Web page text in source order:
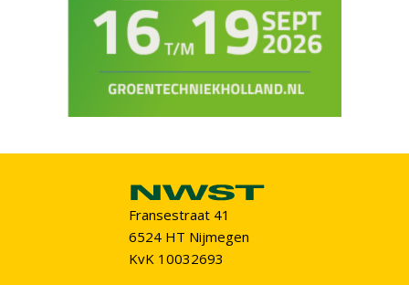
Fransestraat 41
6524 HT Nijmegen
KvK 10032693